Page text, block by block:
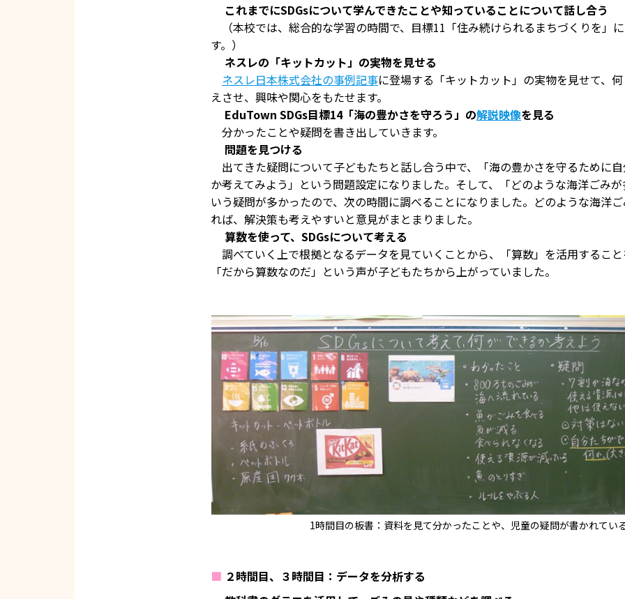
これまでにSDGsについて学んできたことや知っていることについて話し合う
（本校では、総合的な学習の時間で、目標11「住み続けられるまちづくりを」
す。）
ネスレの「キットカット」の実物を見せる
ネスレ日本株式会社の事例記事に登場する「キットカット」の実物を見せて、
えさせ、興味や関心をもたせます。
EduTown SDGs目標14「海の豊かさを守ろう」の解説映像を見る
分かったことや疑問を書き出していきます。
問題を見つける
出てきた疑問について子どもたちと話し合う中で、「海の豊かさを守るために
か考えてみよう」という問題設定になりました。そして、「どのような海洋ごみ
いう疑問が多かったので、次の時間に調べることになりました。どのような海洋
れば、解決策も考えやすいと意見がまとまりました。
算数を使って、SDGsについて考える
調べていく上で根拠となるデータを見ていくことから、「算数」を活用するこ
「だから算数なのだ」という声が子どもたちから上がっていました。
1時間目の板書：資料を見て分かったことや、児童の疑問が書かれてい
■ ２時間目、３時間目：データを分析する